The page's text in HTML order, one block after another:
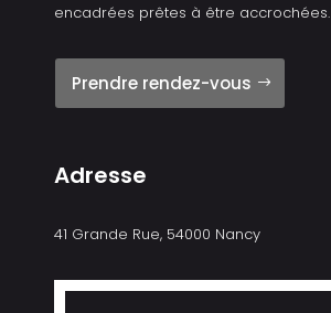
encadrées prêtes à être accrochées.
Prendre rendez-vous
Adresse
41 Grande Rue, 54000 Nancy